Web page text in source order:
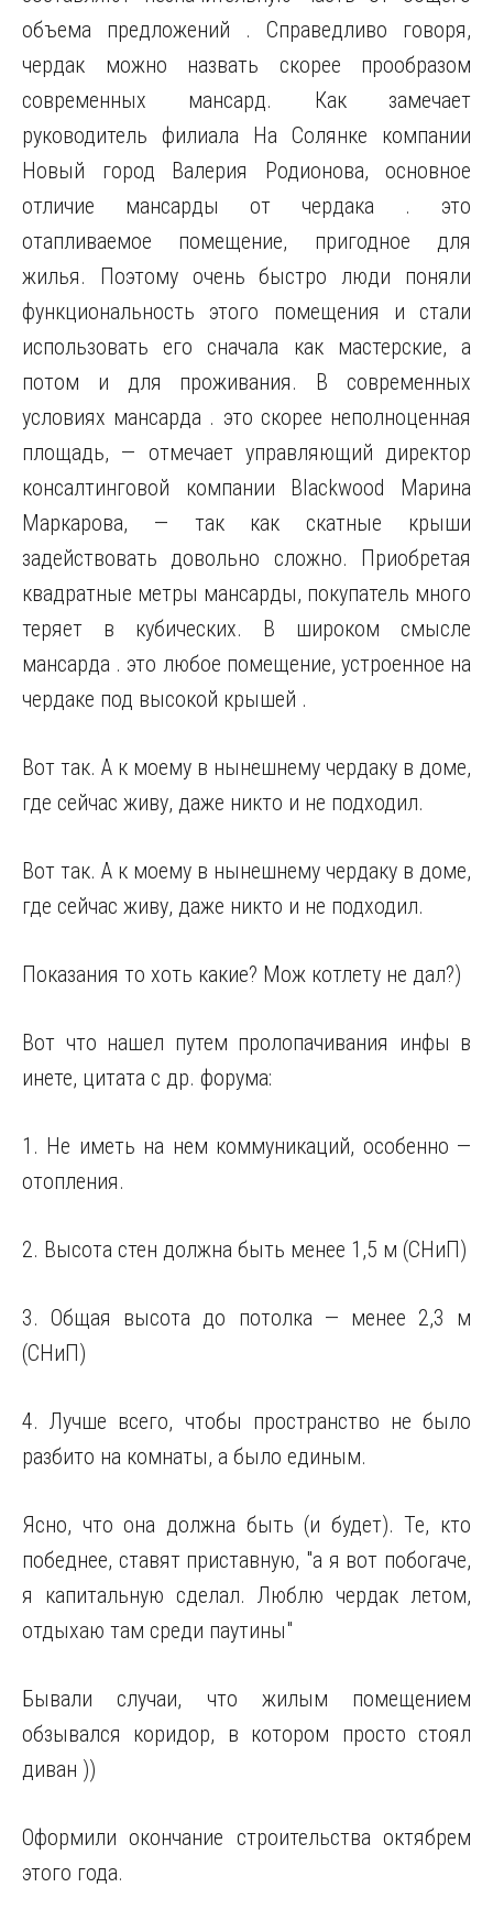
объема предложений . Справедливо говоря,
чердак можно назвать скорее прообразом
современных мансард. Как замечает
руководитель филиала На Солянке компании
Новый город Валерия Родионова, основное
отличие мансарды от чердака . это
отапливаемое помещение, пригодное для
жилья. Поэтому очень быстро люди поняли
функциональность этого помещения и стали
использовать его сначала как мастерские, а
потом и для проживания. В современных
условиях мансарда . это скорее неполноценная
площадь, — отмечает управляющий директор
консалтинговой компании Blackwood Марина
Маркарова, — так как скатные крыши
задействовать довольно сложно. Приобретая
квадратные метры мансарды, покупатель много
теряет в кубических. В широком смысле
мансарда . это любое помещение, устроенное на
чердаке под высокой крышей .
Вот так. А к моему в нынешнему чердаку в доме,
где сейчас живу, даже никто и не подходил.
Вот так. А к моему в нынешнему чердаку в доме,
где сейчас живу, даже никто и не подходил.
Показания то хоть какие? Мож котлету не дал?)
Вот что нашел путем пролопачивания инфы в
инете, цитата с др. форума:
1. Не иметь на нем коммуникаций, особенно —
отопления.
2. Высота стен должна быть менее 1,5 м (СНиП)
3. Общая высота до потолка — менее 2,3 м
(СНиП)
4. Лучше всего, чтобы пространство не было
разбито на комнаты, а было единым.
Ясно, что она должна быть (и будет). Те, кто
победнее, ставят приставную, "а я вот побогаче,
я капитальную сделал. Люблю чердак летом,
отдыхаю там среди паутины"
Бывали случаи, что жилым помещением
обзывался коридор, в котором просто стоял
диван ))
Оформили окончание строительства октябрем
этого года.